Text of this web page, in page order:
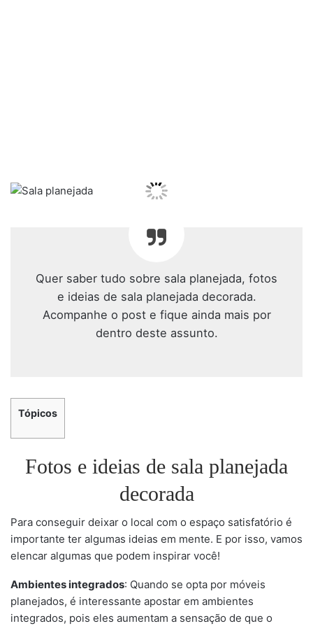
Quer saber tudo sobre sala planejada, fotos
e ideias de sala planejada decorada.
Acompanhe o post e fique ainda mais por
dentro deste assunto.
Tópicos
Fotos e ideias de sala planejada
decorada
Para conseguir deixar o local com o espaço satisfatório é
importante ter algumas ideias em mente. E por isso, vamos
elencar algumas que podem inspirar você!
Ambientes integrados: Quando se opta por móveis
planejados, é interessante apostar em ambientes
integrados, pois eles aumentam a sensação de que o